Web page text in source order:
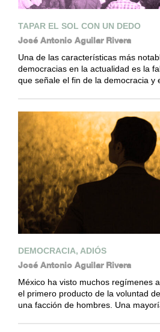
TAPAR EL SOL CON UN DEDO
José Antonio Aguilar Rivera
Una de las características más
democracias en la actualidad es la
que señale el fin de la democracia y
DEMOCRACIA, ADIÓS
José Antonio Aguilar Rivera
México ha visto muchos regímenes
el primero producto de la voluntad
una facción de hombres. Una